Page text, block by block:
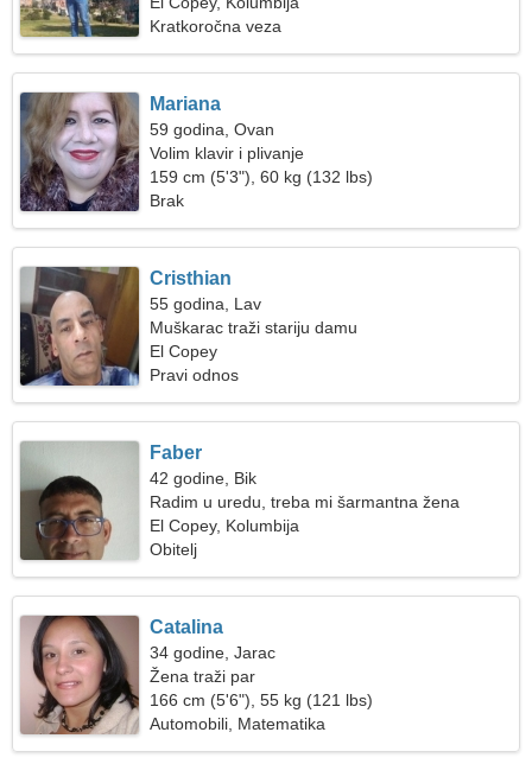
Kratkoročna veza
Mariana
59 godina, Ovan
Volim klavir i plivanje
159 cm (5'3"), 60 kg (132 lbs)
Brak
Cristhian
55 godina, Lav
Muškarac traži stariju damu
El Copey
Pravi odnos
Faber
42 godine, Bik
Radim u uredu, treba mi šarmantna žena
El Copey, Kolumbija
Obitelj
Catalina
34 godine, Jarac
Žena traži par
166 cm (5'6"), 55 kg (121 lbs)
Automobili, Matematika